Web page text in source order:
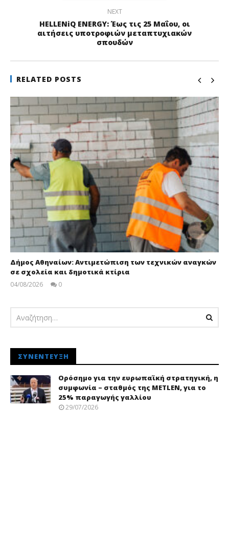
NEXT
HELLENiQ ENERGY: Έως τις 25 Μαΐου, οι
αιτήσεις υποτροφιών μεταπτυχιακών
σπουδών
RELATED POSTS
Δήμος Αθηναίων: Αντιμετώπιση των τεχνικών αναγκών
σε σχολεία και δημοτικά κτίρια
04/08/2026
0
ΣΥΝΈΝΤΕΥΞΗ
Ορόσημο για την ευρωπαϊκή στρατηγική, η
συμφωνία – σταθμός της METLEN, για το
25% παραγωγής γαλλίου
29/07/2026